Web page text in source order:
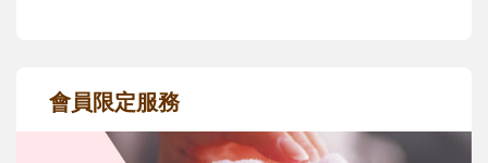
會員限定服務